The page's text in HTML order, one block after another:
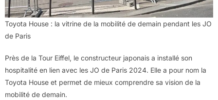
Toyota House : la vitrine de la mobilité de demain pendant les JO
de Paris
Près de la Tour Eiffel, le constructeur japonais a installé son
hospitalité en lien avec les JO de Paris 2024. Elle a pour nom la
Toyota House et permet de mieux comprendre sa vision de la
mobilité de demain.